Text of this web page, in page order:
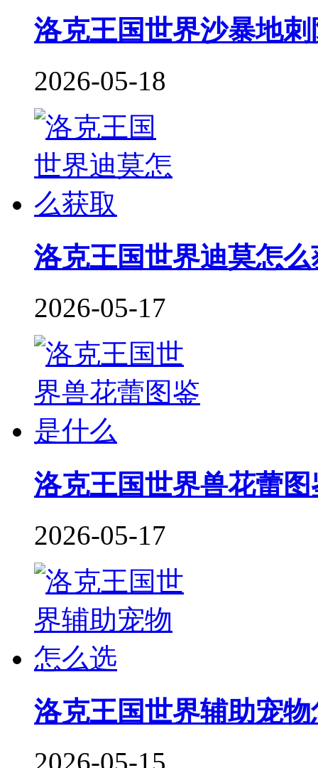
洛克王国世界沙暴地
2026-05-18
洛克王国世界迪莫怎么
2026-05-17
洛克王国世界兽花蕾
2026-05-17
洛克王国世界辅助宠